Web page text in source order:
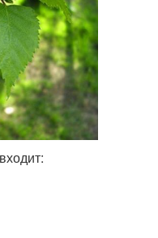
для усиления
для быстрого
роста